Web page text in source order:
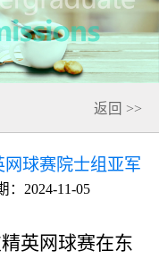
返回 >>
网球赛院士组亚军
：2024-11-05
英网球赛在东